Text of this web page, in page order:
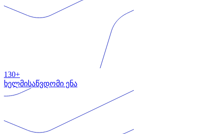
130+
ხელმისაწვდომი ენა